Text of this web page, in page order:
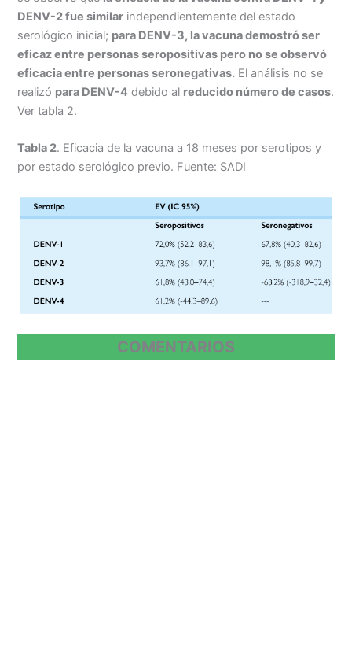
DENV-2 fue similar independientemente del estado
serológico inicial; para DENV-3, la vacuna demostró ser
eficaz entre personas seropositivas pero no se observó
eficacia entre personas seronegativas. El análisis no se
realizó para DENV-4 debido al reducido número de casos.
Ver tabla 2.
Tabla 2. Eficacia de la vacuna a 18 meses por serotipos y
por estado serológico previo. Fuente: SADI
COMENTARIOS